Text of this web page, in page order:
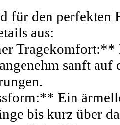
für den perfekten
aus:
Tragekomfort:**
sanft auf
Ein
bis kurz über